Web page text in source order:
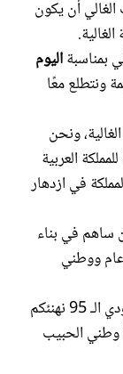
أن يكون
بمناسبةاليوم
ونتطلع معًا
ونحن
العربية
في ازدهار
ساهم في بناء
ووطني
أطيب التهاني بمناسبة اليوم الوطني السعودي الـ 95 نهنئكم
وطني الحبيب